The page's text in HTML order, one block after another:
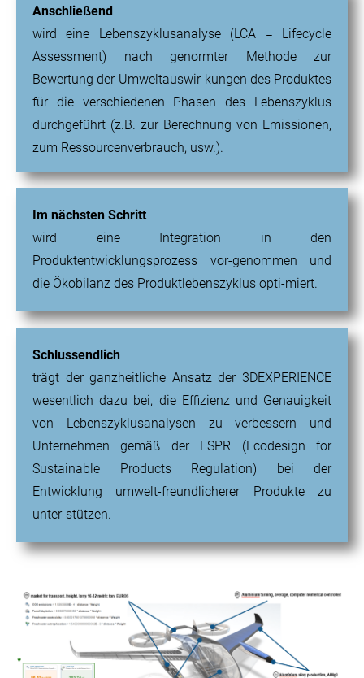
Anschließend
wird eine Lebenszyklusanalyse (LCA = Lifecycle
Assessment) nach genormter Methode zur
Bewertung der Umweltauswir-kungen des Produktes
für die verschiedenen Phasen des Lebenszyklus
durchgeführt (z.B. zur Berechnung von Emissionen,
zum Ressourcenverbrauch, usw.).
Im nächsten Schritt
wird eine Integration in den
Produktentwicklungsprozess vor-genommen und
die Ökobilanz des Produktlebenszyklus opti-miert.
Schlussendlich
trägt der ganzheitliche Ansatz der 3DEXPERIENCE
wesentlich dazu bei, die Effizienz und Genauigkeit
von Lebenszyklusanalysen zu verbessern und
Unternehmen gemäß der ESPR (Ecodesign for
Sustainable Products Regulation) bei der
Entwicklung umwelt-freundlicherer Produkte zu
unter-stützen.